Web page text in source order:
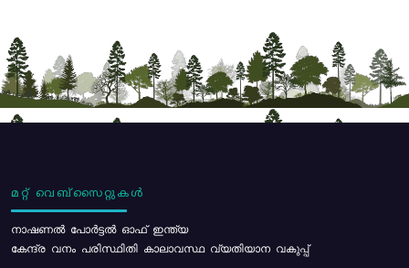
മറ്റ് വെബ്സൈറ്റുകൾ
നാഷണൽ പോർട്ടൽ ഓഫ് ഇന്ത്യ
കേന്ദ്ര വനം പരിസ്ഥിതി കാലാവസ്ഥ വ്യതിയാന വകുപ്പ്